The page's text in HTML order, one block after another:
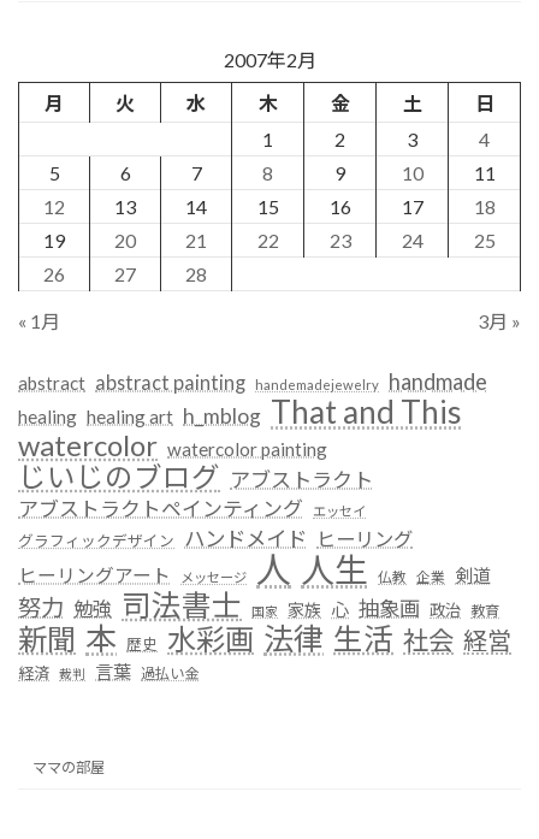
2007年2月
月
火 水 木 金 土
日
1
2 3
4
5
6 7 8 9 10
11
12
13 14 15 16 17
18
19
20 21 22 23 24
25
26
27 28
« 1月 3月 »
abstract abstract painting handemadejewelry handmade
healing healing art h_mblog That and This
watercolor watercolor painting
じいじのブログ アブストラクト
アブストラクトペインティング
エッセイ
グラフィックデザイン ハンドメイド ヒーリング
ヒーリングアート メッセージ 人 人生 仏教 企業 剣道
努力 勉強 司法書士 国家 家族 心 抽象画 政治 教育
新聞 本 歴史 水彩画 法律 生活 社会 経営
経済 裁判 言葉 過払い金
ママの部屋